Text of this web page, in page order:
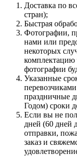
Доставка по
стран);
Быстрая
Фотографии,
нами или
некоторых
комплектацию
фотографии
Указанные
праздничные
Годом) сроки
Если вы не
дней (60 дней
отправки,
заказ и